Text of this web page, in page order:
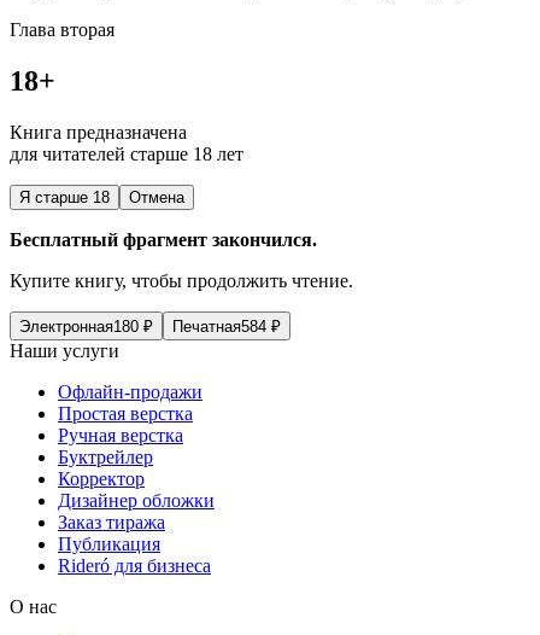
Глава вторая
18+
Книга предназначена
для читателей старше 18 лет
Я старше 18 Отмена
Бесплатный фрагмент закончился.
Купите книгу, чтобы продолжить чтение.
Электронная180 ₽ Печатная584 ₽
Наши услуги
Офлайн-продажи
Простая верстка
Ручная верстка
Буктрейлер
Корректор
Дизайнер обложки
Заказ тиража
Публикация
Rideró для бизнеса
О нас